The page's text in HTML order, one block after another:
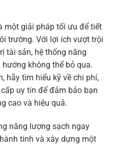
một giải pháp tối ưu để tiết
trường. Với lợi ích vượt trội
tài sản, hệ thống năng
không thể bỏ qua.
hãy tìm hiểu kỹ về chi phí,
uy tín để đảm bảo bạn
cao và hiệu quả.
năng lượng sạch ngay
tinh và xây dựng một